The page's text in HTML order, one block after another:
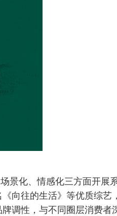
景化、情感化三方面开展
向往的生活》等优质综艺
调性，与不同圈层消费者